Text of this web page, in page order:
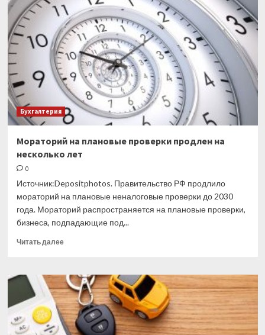
книжке
исправить
запись
о
переименовании
организации
Бухгалтерия
Мораторий на плановые проверки продлен на
несколько лет
0
Источник:Depositphotos. Правительство РФ продлило
мораторий на плановые неналоговые проверки до 2030
года. Мораторий распространяется на плановые проверки,
бизнеса, подпадающие под...
Читать далееПрочитать
Мораторий
на
плановые
проверки
продлен
на